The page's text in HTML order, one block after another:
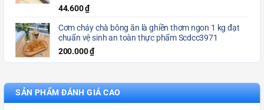
44.600₫
Cơm cháy chà bông ăn là ghiền thơm ngon 1 kg đạt
chuẩn vệ sinh an toàn thực phẩm Scdcc3971
200.000₫
SẢN PHẨM ĐÁNH GIÁ CAO